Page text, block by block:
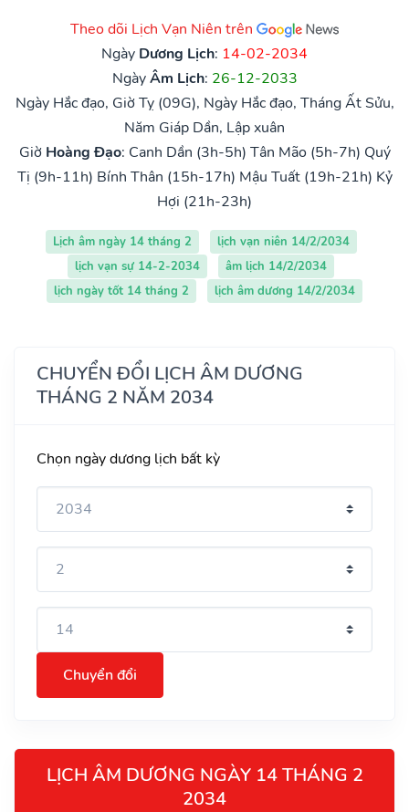
Theo dõi Lịch Vạn Niên trên
Ngày Dương Lịch: 14-02-2034
NgàyÂm Lịch: 26-12-2033
Ngày Hắc đạo, Giờ Tỵ (09G), Ngày Hắc đạo, Tháng Ất Sửu,
Năm Giáp Dần, Lập xuân
Giờ Hoàng Đạo: Canh Dần (3h-5h) Tân Mão (5h-7h) Quý
Tị (9h-11h) Bính Thân (15h-17h) Mậu Tuất (19h-21h) Kỷ
Hợi (21h-23h)
Lịch âm ngày 14 tháng 2
lịch vạn niên 14/2/2034
lịch vạn sự 14-2-2034
âm lịch 14/2/2034
lịch ngày tốt 14 tháng 2
lịch âm dương 14/2/2034
CHUYỂN ĐỔI LỊCH ÂM DƯƠNG
THÁNG 2 NĂM 2034
Chọn ngày dương lịch bất kỳ
Chuyển đổi
LỊCH ÂM DƯƠNG NGÀY 14 THÁNG 2
2034